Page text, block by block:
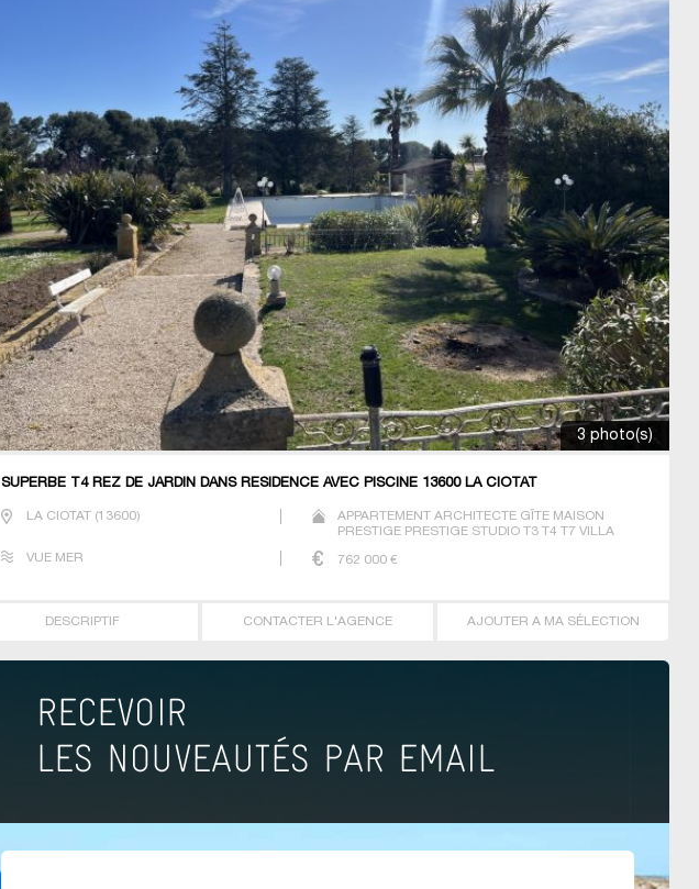
3 photo(s)
SUPERBE T4 REZ DE JARDIN DANS RÉSIDENCE AVEC PISCINE 13600 LA CIOTAT
LA CIOTAT (13600)
APPARTEMENT ARCHITECTE GÎTE MAISON
PRESTIGE PRESTIGE STUDIO T3 T4 T7 VILLA
VUE MER 762 000 €
DESCRIPTIF CONTACTER L'AGENCE AJOUTER A MA SÉLECTION